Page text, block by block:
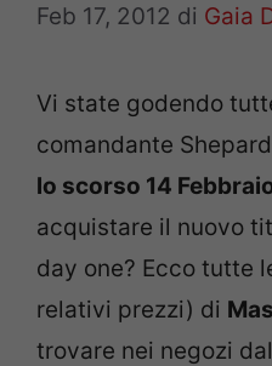
Feb 17, 2012 di Gaia
Vi state godendo
comandante Shepard
lo scorso 14
acquistare il nuovo
day one? Ecco tutte
relativi prezzi) di
trovare nei negozi